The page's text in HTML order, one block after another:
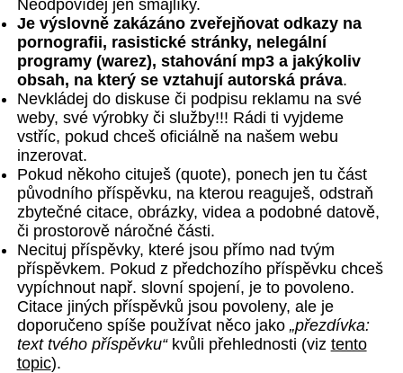
Neodpovídej jen smajlíky.
Je výslovně zakázáno zveřejňovat odkazy na
pornografii, rasistické stránky, nelegální
programy (warez), stahování mp3 a jakýkoliv
obsah, na který se vztahují autorská práva.
Nevkládej do diskuse či podpisu reklamu na své
weby, své výrobky či služby!!! Rádi ti vyjdeme
vstříc, pokud chceš oficiálně na našem webu
inzerovat.
Pokud někoho cituješ (quote), ponech jen tu část
původního příspěvku, na kterou reaguješ, odstraň
zbytečné citace, obrázky, videa a podobné datově,
či prostorově náročné části.
Necituj příspěvky, které jsou přímo nad tvým
příspěvkem. Pokud z předchozího příspěvku chceš
vypíchnout např. slovní spojení, je to povoleno.
Citace jiných příspěvků jsou povoleny, ale je
doporučeno spíše používat něco jako „přezdívka:
text tvého příspěvku“kvůli přehlednosti (viz tento
topic).